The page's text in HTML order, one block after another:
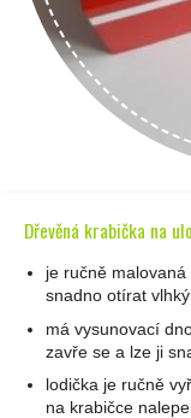
Dřevěná krabička na
je ručně
snadno otírat
má vysunovací
zavře se a lze ji
lodička je ručně
na krabičce